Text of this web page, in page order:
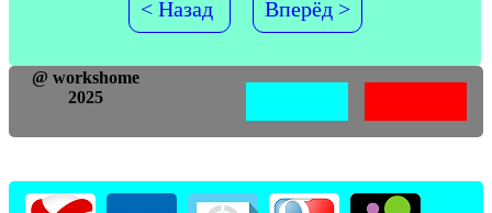
< Назад Вперёд >
@ workshome
2025